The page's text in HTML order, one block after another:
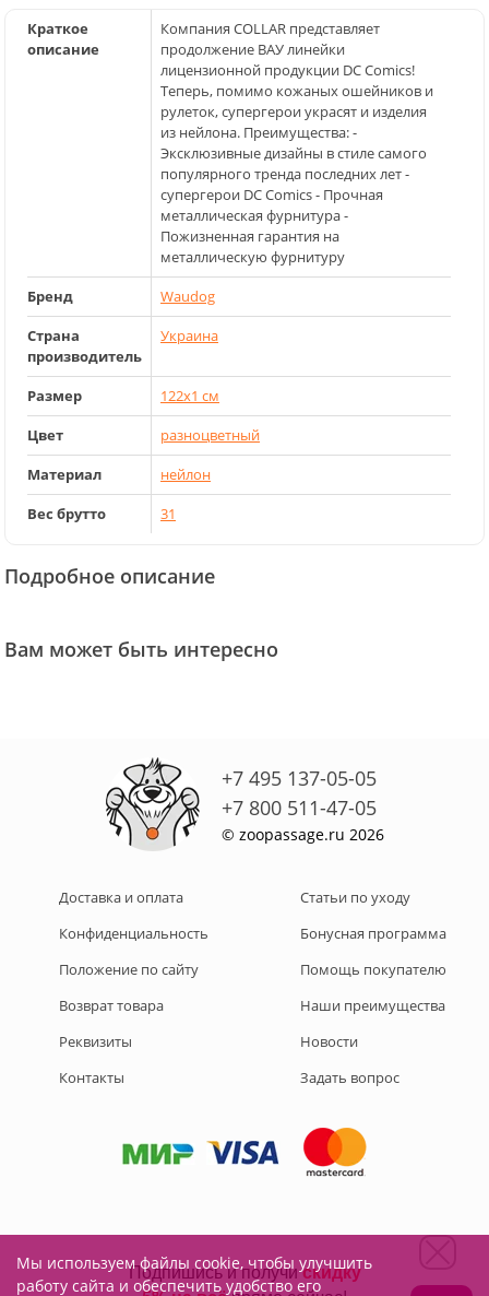
Краткое
описание
Компания COLLAR представляет
продолжение ВАУ линейки
лицензионной продукции DC Comics!
Теперь, помимо кожаных ошейников и
рулеток, супергерои украсят и изделия
из нейлона. Преимущества: -
Эксклюзивные дизайны в стиле самого
популярного тренда последних лет -
супергерои DC Comics - Прочная
металлическая фурнитура -
Пожизненная гарантия на
металлическую фурнитуру
Бренд
Waudog
Страна
производитель
Украина
Размер
122x1 см
Цвет
разноцветный
Материал
нейлон
Вес брутто
31
Подробное описание
Вам может быть интересно
+7 495 137-05-05
+7 800 511-47-05
© zoopassage.ru 2026
Доставка и оплата
Конфиденциальность
Положение по сайту
Возврат товара
Реквизиты
Контакты
Статьи по уходу
Бонусная программа
Помощь покупателю
Наши преимущества
Новости
Задать вопрос
Подписывайтесь на нас:
Мы используем файлы cookie, чтобы улучшить
работу сайта и обеспечить удобство его